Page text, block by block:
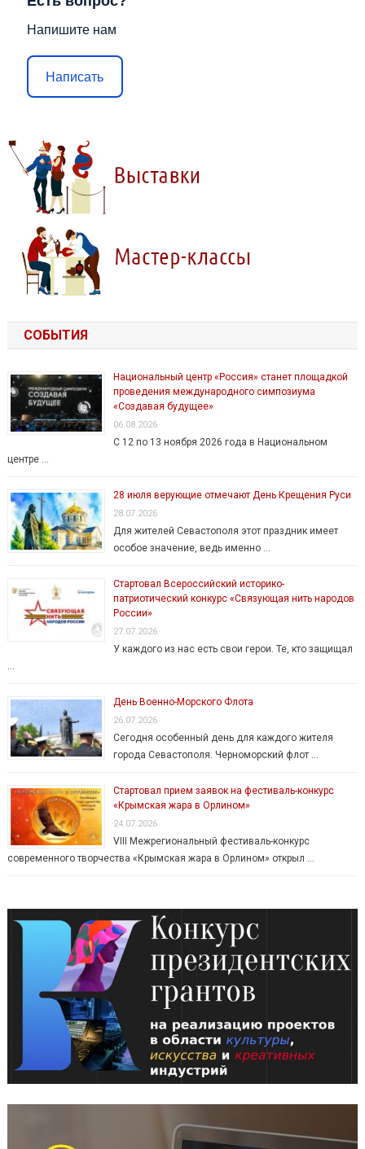
Напишите нам
Написать
СОБЫТИЯ
Национальный центр «Россия» станет площадкой
проведения международного симпозиума
«Создавая будущее»
06.08.2026
С 12 по 13 ноября 2026 года в Национальном
центре …
28 июля верующие отмечают День Крещения Руси
28.07.2026
Для жителей Севастополя этот праздник имеет
особое значение, ведь именно …
Стартовал Всероссийский историко-
патриотический конкурс «Связующая нить народов
России»
27.07.2026
У каждого из нас есть свои герои. Те, кто защищал
…
День Военно-Морского Флота
26.07.2026
Сегодня особенный день для каждого жителя
города Севастополя. Черноморский флот …
Стартовал прием заявок на фестиваль-конкурс
«Крымская жара в Орлином»
24.07.2026
VIII Межрегиональный фестиваль-конкурс
современного творчества «Крымская жара в Орлином» открыл …